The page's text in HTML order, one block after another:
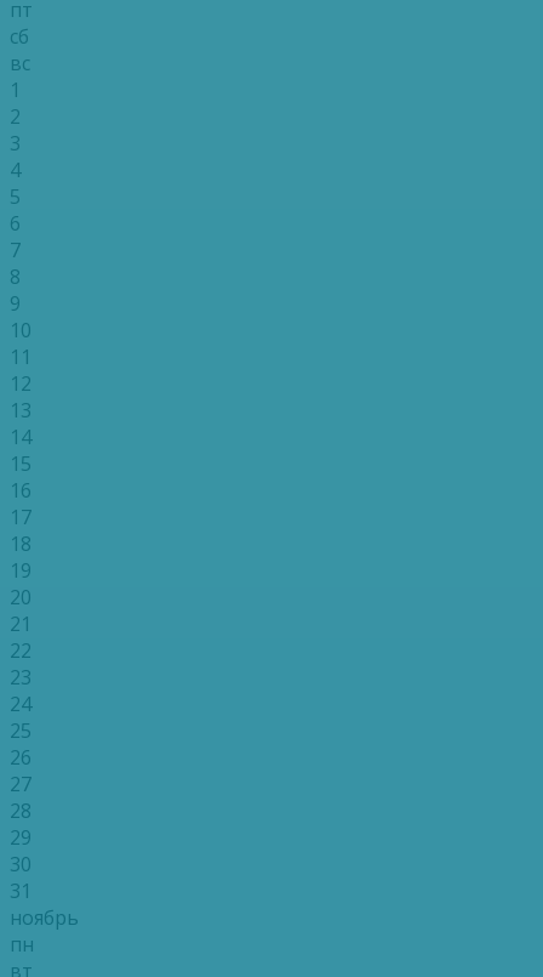
пт
сб
вс
1
2
3
4
5
6
7
8
9
10
11
12
13
14
15
16
17
18
19
20
21
22
23
24
25
26
27
28
29
30
31
ноябрь
пн
вт